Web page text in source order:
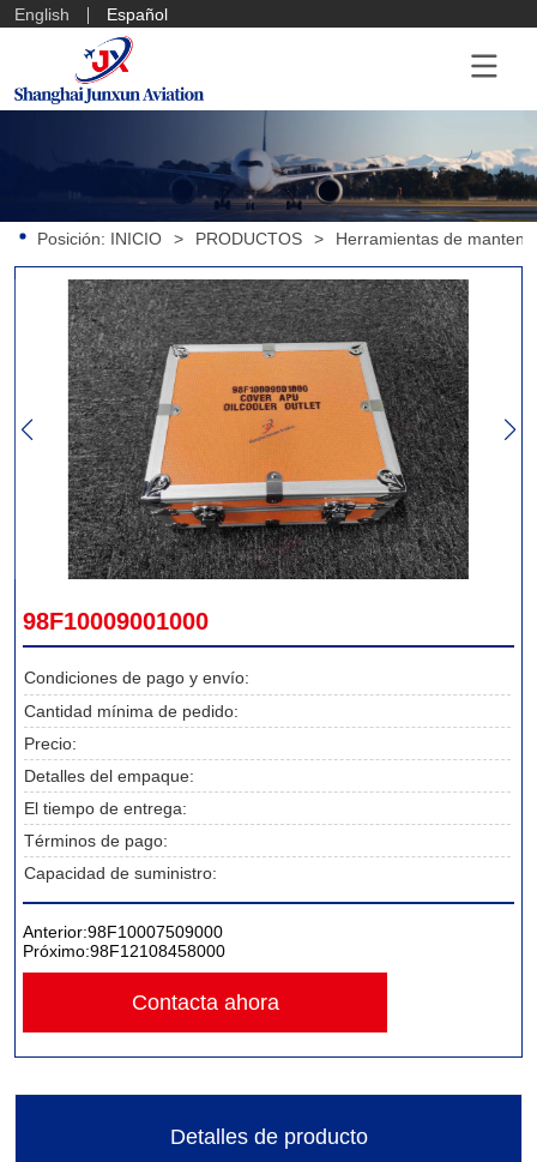
English Español
Posición: INICIO > PRODUCTOS > Herramientas de
98F10009001000
Condiciones de pago y envío:
Cantidad mínima de pedido:
Precio:
Detalles del empaque:
El tiempo de entrega:
Términos de pago:
Capacidad de suministro:
Anterior:98F10007509000
Próximo:98F12108458000
Contacta ahora
Detalles de producto